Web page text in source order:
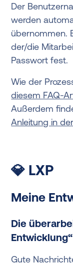
Der
werden
übernommen.
der/die
Passwort fest.
Wie der
diesem FAQ-
Außerdem
Anleitung in
💎 LXP
Meine
Die
Gute